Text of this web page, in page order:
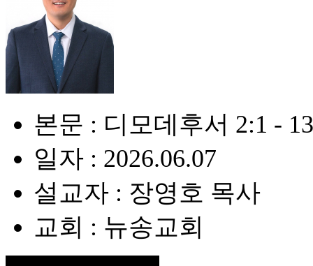
본문 : 디모데후서 2:1 - 13
일자 : 2026.06.07
설교자 : 장영호 목사
교회 : 뉴송교회